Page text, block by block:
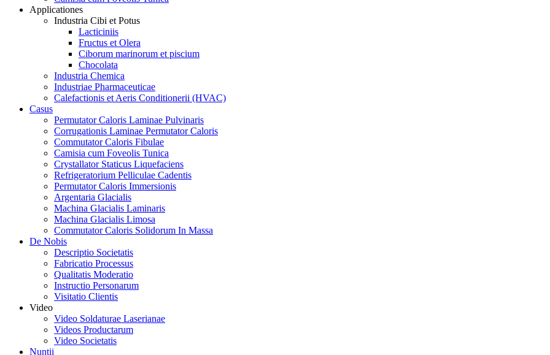
Applicationes
Industria Cibi et Potus
Lacticiniis
Fructus et Olera
Ciborum marinorum et piscium
Chocolata
Industria Chemica
Industriae Pharmaceuticae
Calefactionis et Aeris Conditionerii (HVAC)
Casus
Permutator Caloris Laminae Pulvinaris
Corrugationis Laminae Permutator Caloris
Commutator Caloris Fibulae
Camisia cum Foveolis Tunica
Crystallator Staticus Liquefaciens
Refrigeratorium Pelliculae Cadentis
Permutator Caloris Immersionis
Argentaria Glacialis
Machina Glacialis Laminaris
Machina Glacialis Limosa
Commutator Caloris Solidorum In Massa
De Nobis
Descriptio Societatis
Fabricatio Processus
Qualitatis Moderatio
Instructio Personarum
Visitatio Clientis
Video
Video Soldaturae Laserianae
Videos Productarum
Video Societatis
Nuntii